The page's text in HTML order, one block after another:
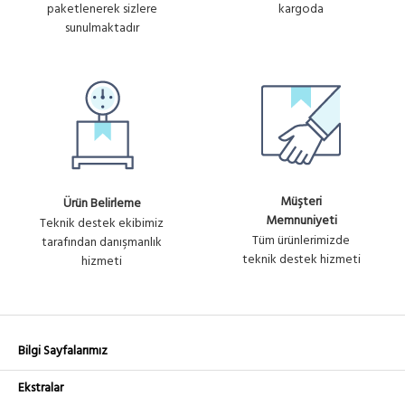
paketlenerek sizlere
sunulmaktadır
kargoda
Ürün Belirleme
Teknik destek ekibimiz
tarafından danışmanlık
hizmeti
Müşteri
Memnuniyeti
Tüm ürünlerimizde
teknik destek hizmeti
Bilgi Sayfalarımız
Ekstralar